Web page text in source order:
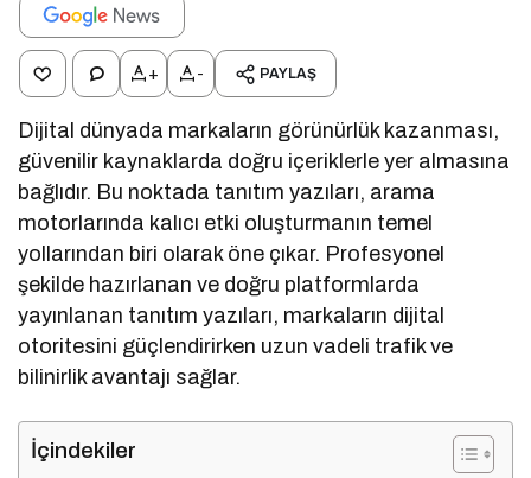
+ - PAYLAŞ
Dijital dünyada markaların görünürlük kazanması,
güvenilir kaynaklarda doğru içeriklerle yer almasına
bağlıdır. Bu noktada tanıtım yazıları, arama
motorlarında kalıcı etki oluşturmanın temel
yollarından biri olarak öne çıkar. Profesyonel
şekilde hazırlanan ve doğru platformlarda
yayınlanan tanıtım yazıları, markaların dijital
otoritesini güçlendirirken uzun vadeli trafik ve
bilinirlik avantajı sağlar.
İçindekiler